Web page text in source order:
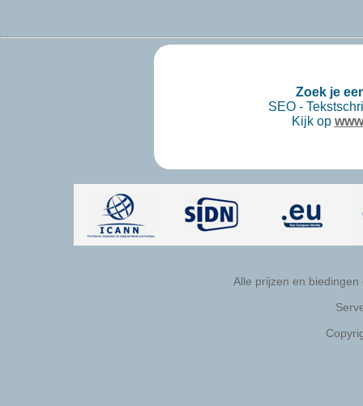
Zoek je
SEO -
Kijk op
Alle prijzen en